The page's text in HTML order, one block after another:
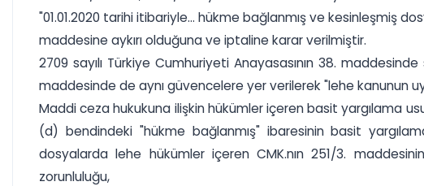
"01.01.2020 tarihi itibariyle... hükme bağlanmış ve kesinleşmiş
maddesine aykırı olduğuna ve iptaline karar verilmiştir.
2709 sayılı Türkiye Cumhuriyeti Anayasasının 38.
maddesinde de aynı güvencelere yer verilerek "lehe kanunun
Maddi ceza hukukuna ilişkin hükümler içeren basit yargılama
(d) bendindeki "hükme bağlanmış" ibaresinin basit
dosyalarda lehe hükümler içeren CMK.nın 251/3.
zorunluluğu,